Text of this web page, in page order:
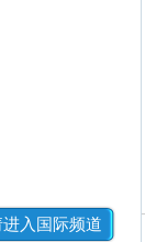
入国际频道